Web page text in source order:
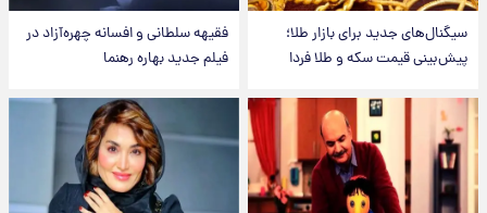
سیگنال‌های جدید برای بازار طلا؛
پیش‌بینی قیمت سکه و طلا فردا
فقیهه سلطانی و افسانه چهره‌آزاد در
فیلم جدید بهاره رهنما